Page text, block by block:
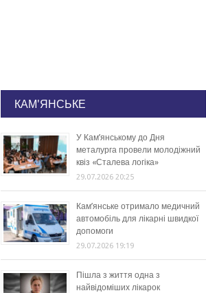
КАМ'ЯНСЬКЕ
У Кам’янському до Дня
металурга провели молодіжний
квіз «Сталева логіка»
29.07.2026 20:25
Кам’янське отримало медичний
автомобіль для лікарні швидкої
допомоги
29.07.2026 19:19
Пішла з життя одна з
найвідоміших лікарок